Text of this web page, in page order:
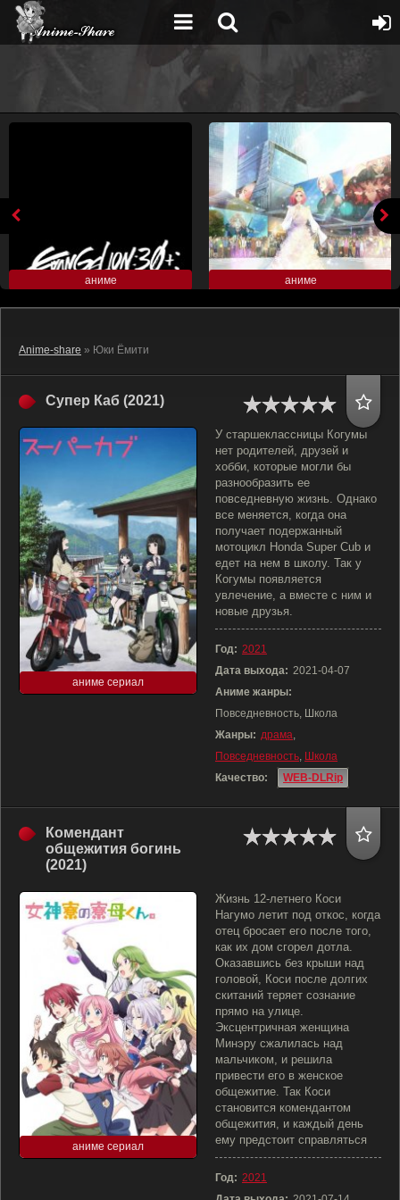
аниме аниме
Anime-share » Юки Ёмити
Супер Каб (2021)
аниме сериал
У старшеклассницы Когумы
нет родителей, друзей и
хобби, которые могли бы
разнообразить ее
повседневную жизнь. Однако
все меняется, когда она
получает подержанный
мотоцикл Honda Super Cub и
едет на нем в школу. Так у
Когумы появляется
увлечение, а вместе с ним и
новые друзья.
Год: 2021
Дата выхода: 2021-04-07
Аниме жанры:
Повседневность, Школа
Жанры: драма,
Повседневность, Школа
Качество:
WEB-DLRip
Комендант
общежития богинь
(2021)
аниме сериал
Жизнь 12-летнего Коси
Нагумо летит под откос, когда
отец бросает его после того,
как их дом сгорел дотла.
Оказавшись без крыши над
головой, Коси после долгих
скитаний теряет сознание
прямо на улице.
Эксцентричная женщина
Минэру сжалилась над
мальчиком, и решила
привести его в женское
общежитие. Так Коси
становится комендантом
общежития, и каждый день
ему предстоит справляться
Год: 2021